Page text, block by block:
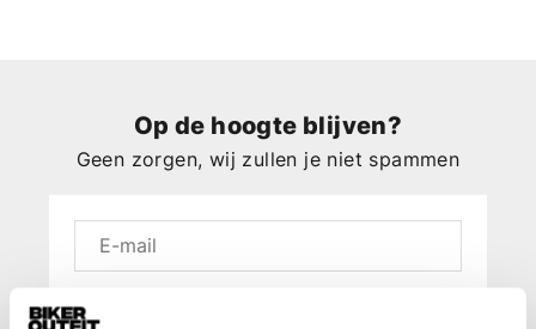
Op de hoogte blijven?
Geen zorgen, wij zullen je niet spammen